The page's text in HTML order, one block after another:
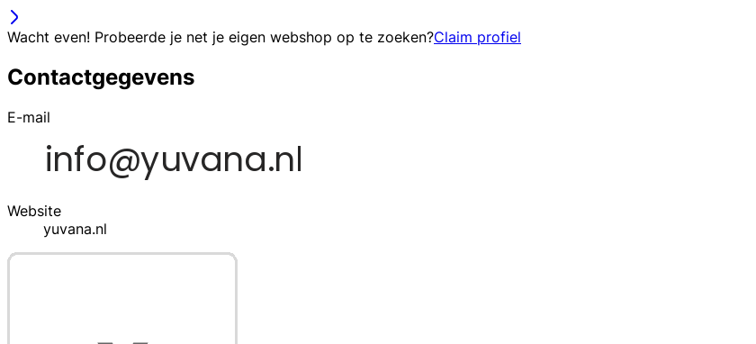
Wacht even! Probeerde je net je eigen webshop op te zoeken?Claim profiel
Contactgegevens
E-mail
Website
yuvana.nl